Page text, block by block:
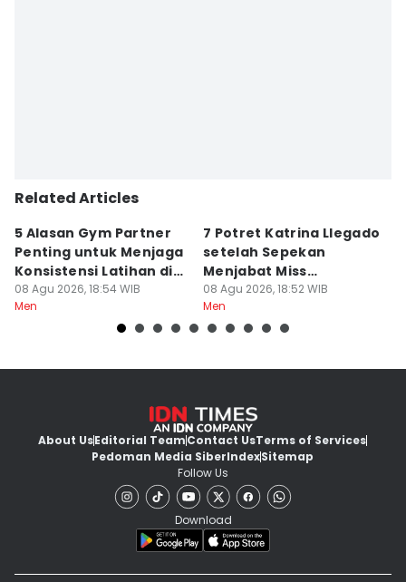
Related Articles
5 Alasan Gym Partner
Penting untuk Menjaga
Konsistensi Latihan di
Gym
08 Agu 2026, 18:54 WIB
Men
7 Potret Katrina Llegado
setelah Sepekan
Menjabat Miss
Supranational 2026
08 Agu 2026, 18:52 WIB
Men
About UsEditorial TeamContact UsTerms of Services
Pedoman Media SiberIndexSitemap
Follow Us
Download